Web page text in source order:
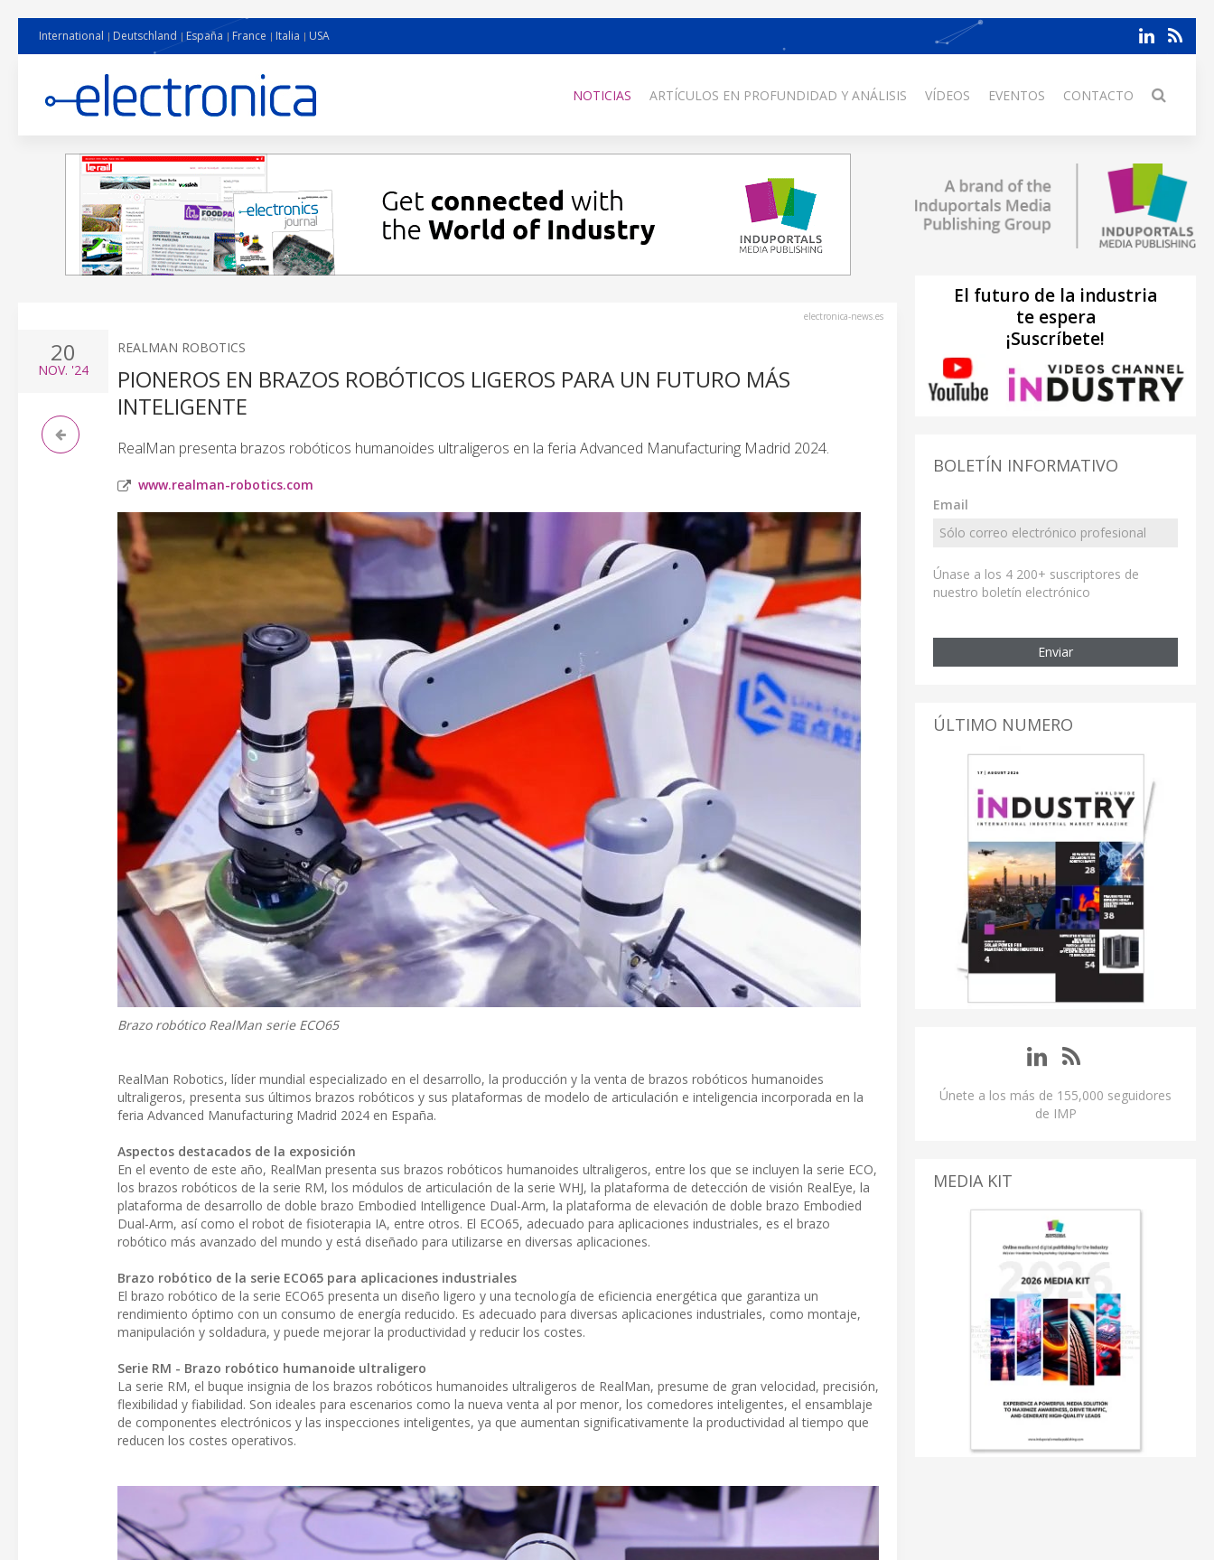
International Deutschland España France Italia USA
NOTICIAS ARTÍCULOS EN PROFUNDIDAD Y ANÁLISIS VÍDEOS EVENTOS CONTACTO
electronica-news.es
20
NOV. '24
REALMAN ROBOTICS
PIONEROS EN BRAZOS ROBÓTICOS LIGEROS PARA UN FUTURO MÁS
INTELIGENTE
RealMan presenta brazos robóticos humanoides ultraligeros en la feria Advanced Manufacturing Madrid 2024.
www.realman-robotics.com
Brazo robótico RealMan serie ECO65
RealMan Robotics, líder mundial especializado en el desarrollo, la producción y la venta de brazos robóticos humanoides
ultraligeros, presenta sus últimos brazos robóticos y sus plataformas de modelo de articulación e inteligencia incorporada en la
feria Advanced Manufacturing Madrid 2024 en España.
Aspectos destacados de la exposición
En el evento de este año, RealMan presenta sus brazos robóticos humanoides ultraligeros, entre los que se incluyen la serie ECO,
los brazos robóticos de la serie RM, los módulos de articulación de la serie WHJ, la plataforma de detección de visión RealEye, la
plataforma de desarrollo de doble brazo Embodied Intelligence Dual-Arm, la plataforma de elevación de doble brazo Embodied
Dual-Arm, así como el robot de fisioterapia IA, entre otros. El ECO65, adecuado para aplicaciones industriales, es el brazo
robótico más avanzado del mundo y está diseñado para utilizarse en diversas aplicaciones.
Brazo robótico de la serie ECO65 para aplicaciones industriales
El brazo robótico de la serie ECO65 presenta un diseño ligero y una tecnología de eficiencia energética que garantiza un
rendimiento óptimo con un consumo de energía reducido. Es adecuado para diversas aplicaciones industriales, como montaje,
manipulación y soldadura, y puede mejorar la productividad y reducir los costes.
Serie RM - Brazo robótico humanoide ultraligero
La serie RM, el buque insignia de los brazos robóticos humanoides ultraligeros de RealMan, presume de gran velocidad, precisión,
flexibilidad y fiabilidad. Son ideales para escenarios como la nueva venta al por menor, los comedores inteligentes, el ensamblaje
de componentes electrónicos y las inspecciones inteligentes, ya que aumentan significativamente la productividad al tiempo que
reducen los costes operativos.
El futuro de la industria
te espera
¡Suscríbete!
BOLETÍN INFORMATIVO
Email
Únase a los 4 200+ suscriptores de
nuestro boletín electrónico
Enviar
ÚLTIMO NUMERO
Únete a los más de 155,000 seguidores
de IMP
MEDIA KIT